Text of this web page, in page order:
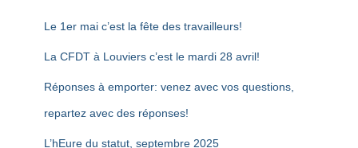
Le 1er mai c’est la fête des travailleurs!
La CFDT à Louviers c’est le mardi 28 avril!
Réponses à emporter: venez avec vos questions,
repartez avec des réponses!
L’hEure du statut, septembre 2025